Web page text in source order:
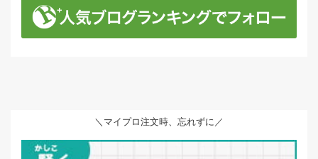
＼マイプロ注文時、忘れずに／